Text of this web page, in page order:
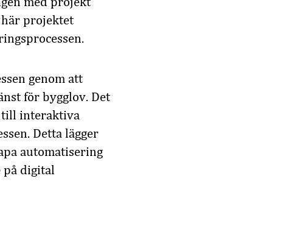
projektet
genom att
för bygglov. Det
till interaktiva
Detta lägger
automatisering
på digital